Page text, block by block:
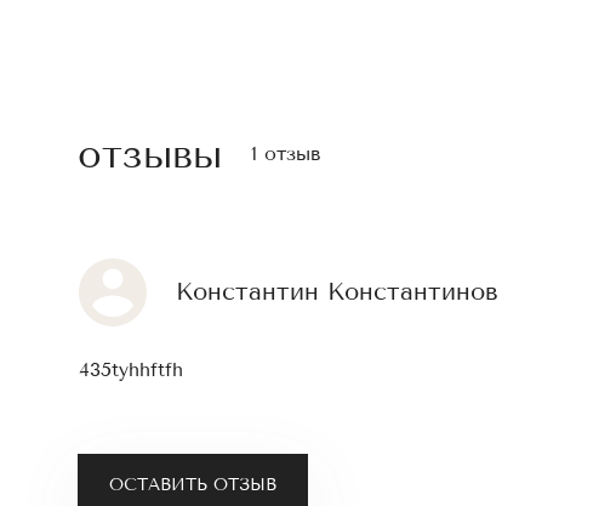
отзывы 1 отзыв
ОСТАВИТЬ ОТЗЫВ
Константин Константинов
435tyhhftfh